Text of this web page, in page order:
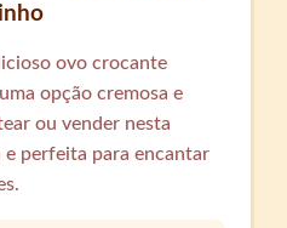
ovo crocante
opção cremosa e
ou vender nesta
e perfeita para encantar